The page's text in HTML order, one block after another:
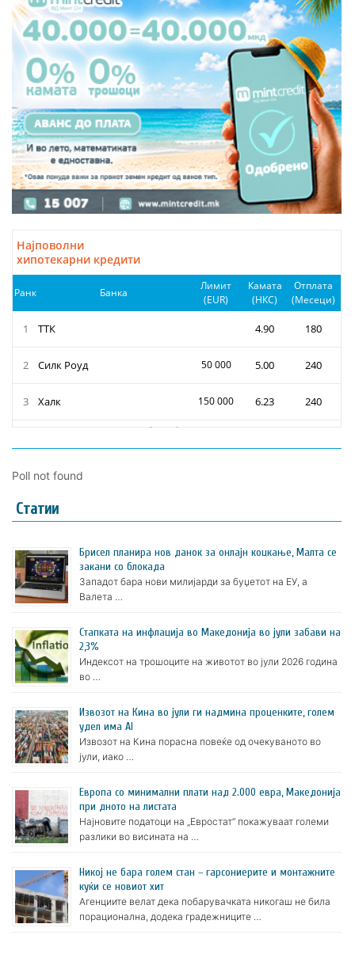
Poll not found
Статии
Брисел планира нов данок за онлајн коцкање, Малта се
закани со блокада
Западот бара нови милијарди за буџетот на ЕУ, а
Валета …
Стапката на инфлација во Македонија во јули забави на
2,3%
Индексот на трошоците на животот во јули 2026 година
во …
Извозот на Кина во јули ги надмина проценките, голем
удел има AI
Извозот на Кина порасна повеќе од очекуваното во
јули, иако …
Европа со минимални плати над 2.000 евра, Македонија
при дното на листата
Најновите податоци на „Евростат“ покажуваат големи
разлики во висината на …
Никој не бара голем стан – гарсониерите и монтажните
куќи се новиот хит
Агенциите велат дека побарувачката никогаш не била
порационална, додека градежниците …